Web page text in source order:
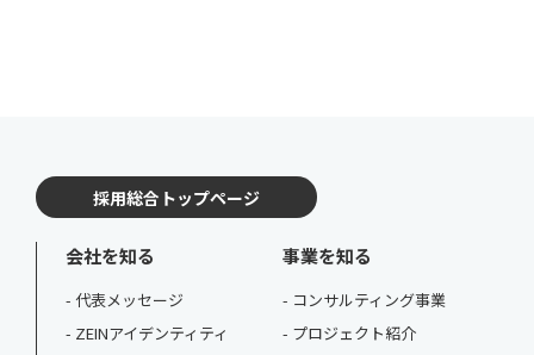
採用総合トップページ
会社を知る
代表メッセージ
ZEINアイデンティティ
事業を知る
コンサルティング事業
プロジェクト紹介